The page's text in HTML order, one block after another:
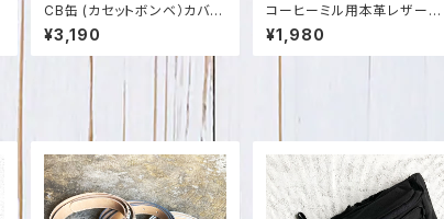
CB缶 (カセットボンベ）カバー
栃木レザー 日本製 証明書付
SPO-002
¥3,190
コーヒーミル用本革レザーカ
バー 栃木レザー・姫路レザー
日本製 SPO-008
¥1,980